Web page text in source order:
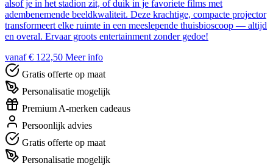
alsof je in het stadion zit, of duik in je favoriete films met
adembenemende beeldkwaliteit. Deze krachtige, compacte projector
transformeert elke ruimte in een meeslepende thuisbioscoop — altijd
en overal. Ervaar groots entertainment zonder gedoe!
vanaf € 122,50 Meer info
Gratis offerte op maat
Personalisatie mogelijk
Premium A-merken cadeaus
Persoonlijk advies
Gratis offerte op maat
Personalisatie mogelijk